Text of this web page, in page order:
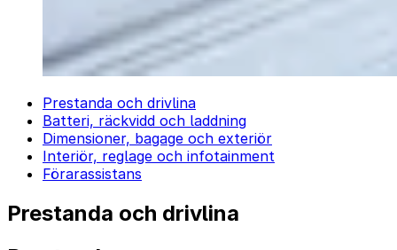
Prestanda och drivlina
Batteri, räckvidd och laddning
Dimensioner, bagage och exteriör
Interiör, reglage och infotainment
Förarassistans
Prestanda och drivlina